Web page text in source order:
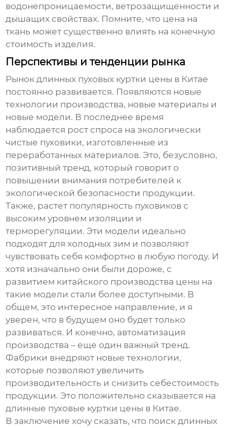
водонепроницаемости, ветрозащищенности и
дышащих свойствах. Помните, что цена на
ткань может существенно влиять на конечную
стоимость изделия.
Перспективы и тенденции рынка
Рынокдлинных пуховых куртки цены в Китае
постоянно развивается. Появляются новые
технологии производства, новые материалы и
новые модели. В последнее время
наблюдается рост спроса на экологически
чистые пуховики, изготовленные из
переработанных материалов. Это, безусловно,
позитивный тренд, который говорит о
повышении внимания потребителей к
экологической безопасности продукции.
Также, растет популярность пуховиков с
высоким уровнем изоляции и
терморегуляции. Эти модели идеально
подходят для холодных зим и позволяют
чувствовать себя комфортно в любую погоду. И
хотя изначально они были дороже, с
развитием китайского производства цены на
такие модели стали более доступными. В
общем, это интересное направление, и я
уверен, что в будущем оно будет только
развиваться. И конечно, автоматизация
производства – еще один важный тренд.
Фабрики внедряют новые технологии,
которые позволяют увеличить
производительность и снизить себестоимость
продукции. Это положительно сказывается на
длинные пуховые куртки цены в Китае.
В заключение хочу сказать, что поискдлинных